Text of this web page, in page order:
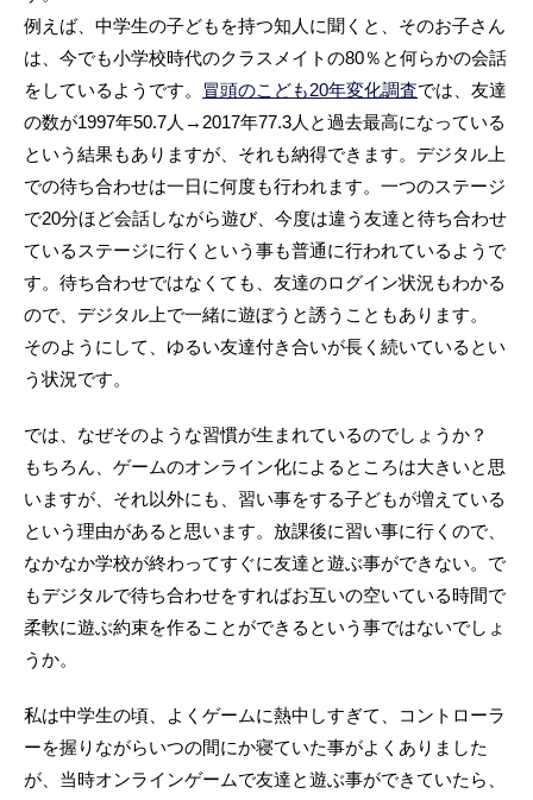
例えば、中学生の子どもを持つ知人に聞くと、そのお子さん
は、今でも小学校時代のクラスメイトの80％と何らかの会話
をしているようです。 冒頭のこども20年変化調査では、友達
の数が1997年50.7人→2017年77.3人と過去最高になっている
という結果もありますが、それも納得できます。デジタル上
での待ち合わせは一日に何度も行われます。一つのステージ
で20分ほど会話しながら遊び、今度は違う友達と待ち合わせ
ているステージに行くという事も普通に行われているようで
す。待ち合わせではなくても、友達のログイン状況もわかる
ので、デジタル上で一緒に遊ぼうと誘うこともあります。
そのようにして、ゆるい友達付き合いが長く続いているとい
う状況です。
では、なぜそのような習慣が生まれているのでしょうか？
もちろん、ゲームのオンライン化によるところは大きいと思
いますが、それ以外にも、習い事をする子どもが増えている
という理由があると思います。放課後に習い事に行くので、
なかなか学校が終わってすぐに友達と遊ぶ事ができない。で
もデジタルで待ち合わせをすればお互いの空いている時間で
柔軟に遊ぶ約束を作ることができるという事ではないでしょ
うか。
私は中学生の頃、よくゲームに熱中しすぎて、コントローラ
ーを握りながらいつの間にか寝ていた事がよくありました
が、当時オンラインゲームで友達と遊ぶ事ができていたら、